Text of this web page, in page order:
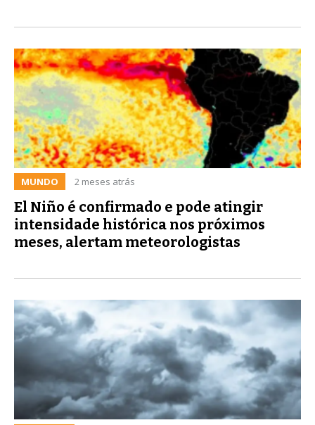
MUNDO 2 meses atrás
El Niño é confirmado e pode atingir
intensidade histórica nos próximos
meses, alertam meteorologistas